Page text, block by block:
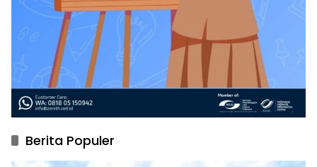
Berita Populer